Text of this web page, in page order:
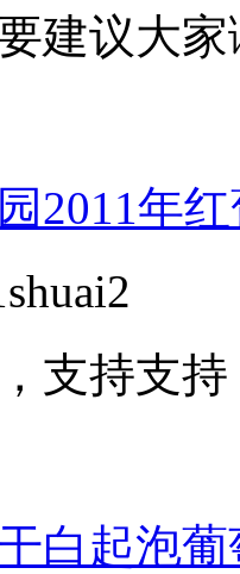
建议大
2011年红
支持支持
白起泡葡